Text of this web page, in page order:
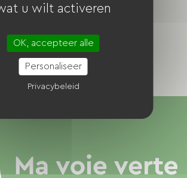
u wilt activeren
OK, accepteer alle
Personaliseer
Privacybeleid